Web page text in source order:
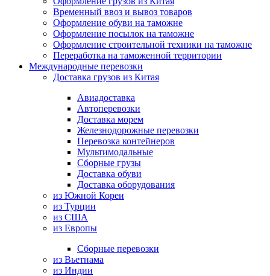
Временный ввоз и вывоз товаров
Оформление обуви на таможне
Оформление посылок на таможне
Оформление строительной техники на таможне
Переработка на таможенной территории
Международные перевозки
Доставка грузов из Китая
Авиадоставка
Автоперевозки
Доставка морем
Железнодорожные перевозки
Перевозка контейнеров
Мультимодальные
Сборные грузы
Доставка обуви
Доставка оборудования
из Южной Кореи
из Турции
из США
из Европы
Сборные перевозки
из Вьетнама
из Индии